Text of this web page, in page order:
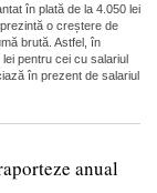
în plată de la 4.050 lei
o creștere de
brută. Astfel, în
pentru cei cu salariul
în prezent de salariul
anual